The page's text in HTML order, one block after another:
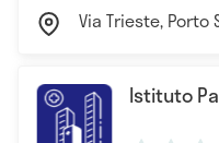
Via Trieste, Porto
Istituto